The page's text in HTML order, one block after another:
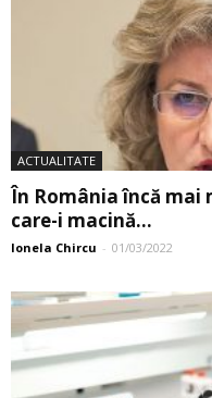
ACTUALITATE
În România încă mai
care-i macină...
Ionela Chircu - 01/03/2022